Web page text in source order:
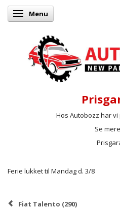
Skifte navigation
Menu
Hos Autobozz har vi
Se
Ferie lukket til Mandag d. 3/8
Fiat Talento (290)